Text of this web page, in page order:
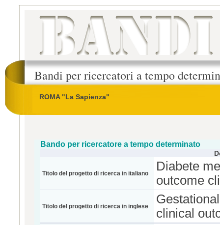
Bandi per ricercatori a tempo
ROMA "La Sapienza"
Bando per ricercatore a tempo determinato
Titolo del progetto di ricerca in italiano
Diabete
outcome
Titolo del progetto di ricerca in inglese
clinical